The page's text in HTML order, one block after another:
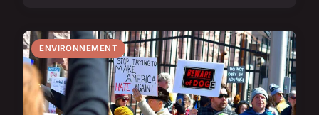
ENVIRONNEMENT